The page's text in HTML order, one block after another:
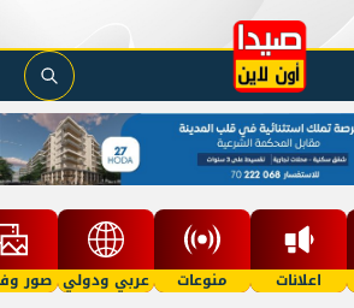
اعلانات منوعات عربي ودولي صور